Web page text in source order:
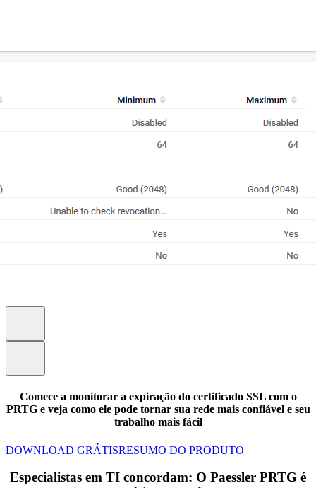
Comece a monitorar a expiração do certificado SSL com o
PRTG e veja como ele pode tornar sua rede mais confiável e seu
trabalho mais fácil
DOWNLOAD GRÁTISRESUMO DO PRODUTO
Especialistas em TI concordam: O Paessler PRTG é